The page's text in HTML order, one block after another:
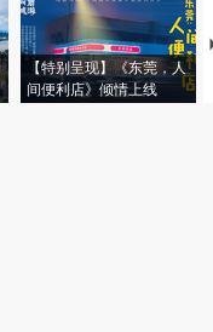
【特别呈现】《东莞，人
间便利店》倾情上线